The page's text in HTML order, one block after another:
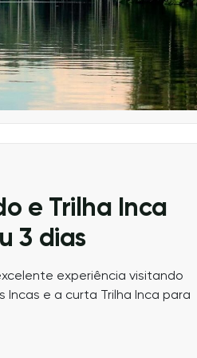
e Trilha Inca
3 dias
experiência visitando
Incas e a curta Trilha Inca para